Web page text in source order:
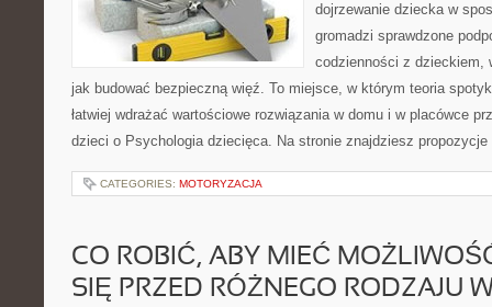
dojrzewanie dziecka w
gromadzi sprawdzone
codzienności z dzieckiem,
jak budować bezpieczną więź. To miejsce, w którym teoria
łatwiej wdrażać wartościowe rozwiązania w domu i w placówce
dzieci o Psychologia dziecięca. Na stronie znajdziesz
CATEGORIES: MOTORYZACJA
CO ROBIĆ, ABY MIEĆ
SIĘ PRZED RÓŻNEGO RODZAJU